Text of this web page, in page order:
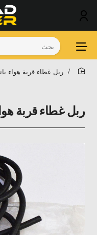
بحث
ربل غطاء قربة هواء
ربل غطاء قربة